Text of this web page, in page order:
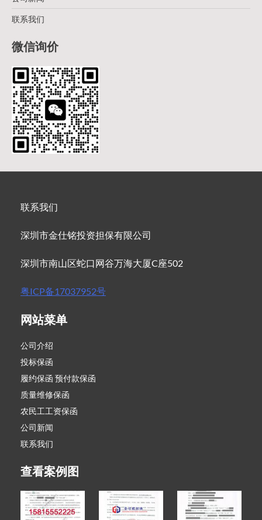
联系我们
微信询价
联系我们
深圳市金仕铭投资担保有限公司
深圳市南山区蛇口网谷万海大厦C座502
粤ICP备17037952号
网站菜单
公司介绍
投标保函
履约保函 预付款保函
质量维修保函
农民工工资保函
公司新闻
联系我们
查看案例图